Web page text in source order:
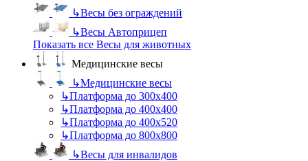
↳Весы без ограждений
↳Весы Автоприцеп
Показать все Весы для животных
Медицинские весы
↳Медицинские весы
↳Платформа до 300х400
↳Платформа до 400х400
↳Платформа до 400х520
↳Платформа до 800х800
↳Весы для инвалидов